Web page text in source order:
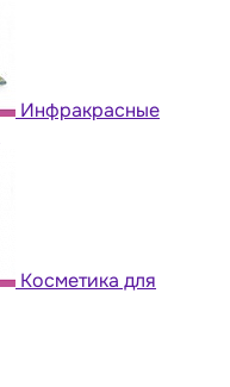
Инфракрасные
Косметика для